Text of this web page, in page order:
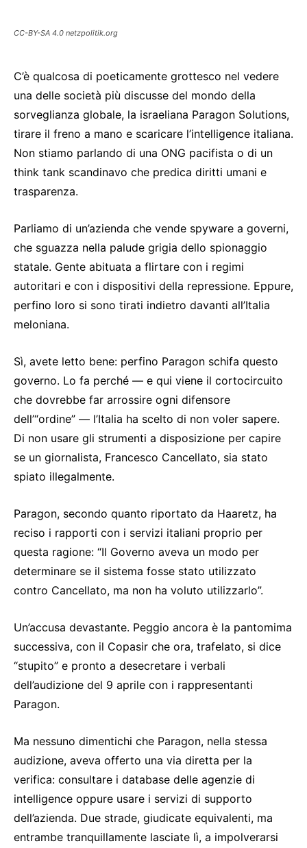
CC-BY-SA 4.0 netzpolitik.org
C’è qualcosa di poeticamente grottesco nel vedere
una delle società più discusse del mondo della
sorveglianza globale, la israeliana Paragon Solutions,
tirare il freno a mano e scaricare l’intelligence italiana.
Non stiamo parlando di una ONG pacifista o di un
think tank scandinavo che predica diritti umani e
trasparenza.
Parliamo di un’azienda che vende spyware a governi,
che sguazza nella palude grigia dello spionaggio
statale. Gente abituata a flirtare con i regimi
autoritari e con i dispositivi della repressione. Eppure,
perfino loro si sono tirati indietro davanti all’Italia
meloniana.
Sì, avete letto bene: perfino Paragon schifa questo
governo. Lo fa perché — e qui viene il cortocircuito
che dovrebbe far arrossire ogni difensore
dell’“ordine” — l’Italia ha scelto di non voler sapere.
Di non usare gli strumenti a disposizione per capire
se un giornalista, Francesco Cancellato, sia stato
spiato illegalmente.
Paragon, secondo quanto riportato da Haaretz, ha
reciso i rapporti con i servizi italiani proprio per
questa ragione: “Il Governo aveva un modo per
determinare se il sistema fosse stato utilizzato
contro Cancellato, ma non ha voluto utilizzarlo”.
Un’accusa devastante. Peggio ancora è la pantomima
successiva, con il Copasir che ora, trafelato, si dice
“stupito” e pronto a desecretare i verbali
dell’audizione del 9 aprile con i rappresentanti
Paragon.
Ma nessuno dimentichi che Paragon, nella stessa
audizione, aveva offerto una via diretta per la
verifica: consultare i database delle agenzie di
intelligence oppure usare i servizi di supporto
dell’azienda. Due strade, giudicate equivalenti, ma
entrambe tranquillamente lasciate lì, a impolverarsi